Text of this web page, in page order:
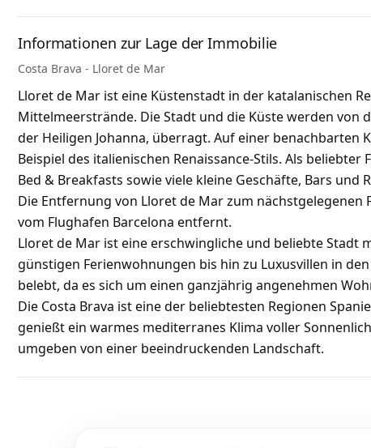
Informationen zur Lage der Immobilie
Costa Brava - Lloret de Mar
Lloret de Mar ist eine Küstenstadt in der katalanischen
Mittelmeerstrände. Die Stadt und die Küste werden von
der Heiligen Johanna, überragt. Auf einer benachbarten
Beispiel des italienischen Renaissance-Stils. Als
Bed & Breakfasts sowie viele kleine Geschäfte, Bars und
Die Entfernung von Lloret de Mar zum
vom Flughafen Barcelona entfernt.
Lloret de Mar ist eine erschwingliche und beliebte Stadt
günstigen Ferienwohnungen bis hin zu Luxusvillen in
belebt, da es sich um einen ganzjährig angenehmen
Die Costa Brava ist eine der beliebtesten Regionen
genießt ein warmes mediterranes Klima voller
umgeben von einer beeindruckenden Landschaft.